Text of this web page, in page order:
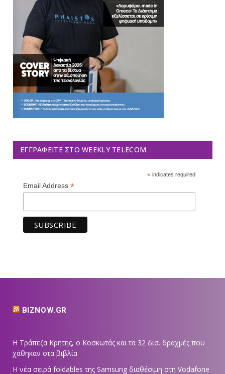
ΕΓΓΡΑΦΕΊΤΕ ΣΤΟ WEEKLY TELECOM
*indicates required
Email Address *
BIZNOW.GR
Η Τράπεζα Κρήτης, ο Κοσκωτάς και τα 32 δισ. δραχμές που
χάθηκαν στα βιβλία
Η νέα σειρά foldables της Samsung διαθέσιμη στη Vodafone